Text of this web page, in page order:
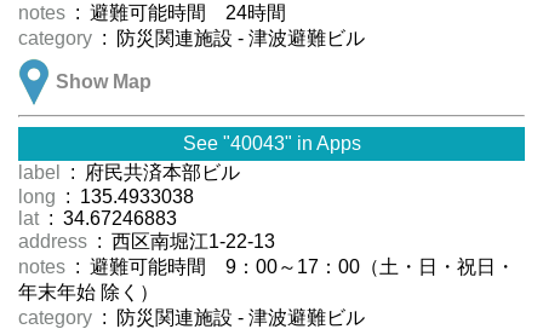
notes : 避難可能時間 24時間
category : 防災関連施設 - 津波避難ビル
Show Map
See "40043" in Apps
label
: 府民共済本部ビル
long : 135.4933038
lat : 34.67246883
address : 西区南堀江1-22-13
notes : 避難可能時間 9：00～17：00（土・日・祝日・
年末年始 除く）
category : 防災関連施設 - 津波避難ビル